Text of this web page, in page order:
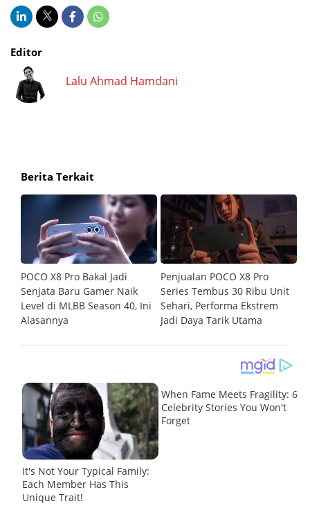
Editor
Lalu Ahmad Hamdani
Berita Terkait
POCO X8 Pro Bakal Jadi
Senjata Baru Gamer Naik
Level di MLBB Season 40, Ini
Alasannya
Penjualan POCO X8 Pro
Series Tembus 30 Ribu Unit
Sehari, Performa Ekstrem
Jadi Daya Tarik Utama